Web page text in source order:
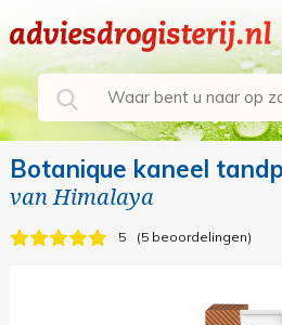
Botanique kaneel
vanHimalaya
5 5 beoordelingen